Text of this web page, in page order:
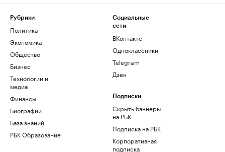
Рубрики
Политика
Экономика
Общество
Бизнес
Технологии и
медиа
Финансы
Биографии
База знаний
РБК Образование
Социальные
сети
ВКонтакте
Одноклассники
Telegram
Дзен
Подписки
Скрыть баннеры
на РБК
Подписка на РБК
Корпоративная
подписка